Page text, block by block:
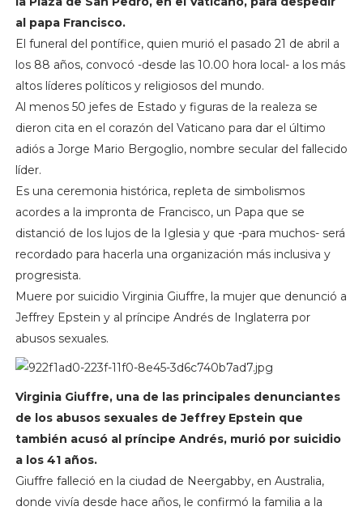
al papa Francisco.
El funeral del pontífice, quien murió el pasado 21 de abril a
los 88 años, convocó -desde las 10.00 hora local- a los más
altos líderes políticos y religiosos del mundo.
Al menos 50 jefes de Estado y figuras de la realeza se
dieron cita en el corazón del Vaticano para dar el último
adiós a Jorge Mario Bergoglio, nombre secular del fallecido
líder.
Es una ceremonia histórica, repleta de simbolismos
acordes a la impronta de Francisco, un Papa que se
distanció de los lujos de la Iglesia y que -para muchos- será
recordado para hacerla una organización más inclusiva y
progresista.
Muere por suicidio Virginia Giuffre, la mujer que denunció a
Jeffrey Epstein y al príncipe Andrés de Inglaterra por
abusos sexuales.
Virginia Giuffre, una de las principales denunciantes
de los abusos sexuales de Jeffrey Epstein que
también acusó al príncipe Andrés, murió por suicidio
a los 41 años.
Giuffre falleció en la ciudad de Neergabby, en Australia,
donde vivía desde hace años, le confirmó la familia a la